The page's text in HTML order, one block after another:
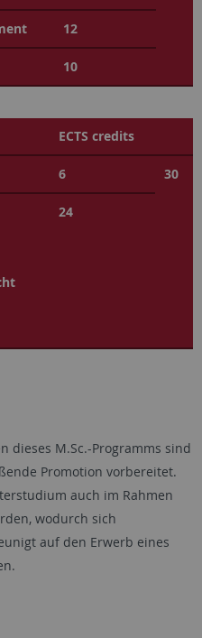
12
10
ECTS credits
6 30
24
dieses M.Sc.-Programms sind
Promotion vorbereitet.
auch im Rahmen
wodurch sich
auf den Erwerb eines